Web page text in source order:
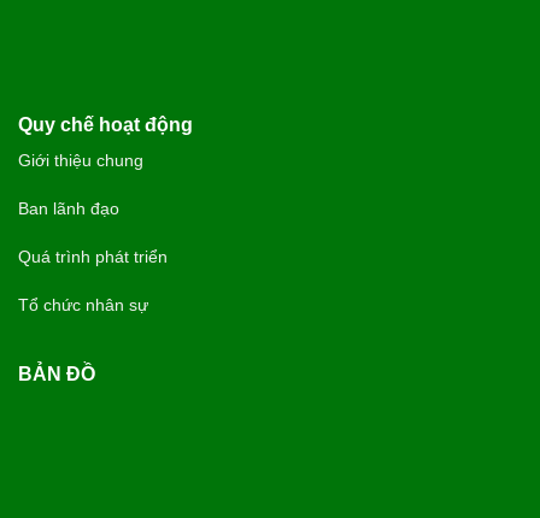
Quy chế hoạt động
Giới thiệu chung
Ban lãnh đạo
Quá trình phát triển
Tổ chức nhân sự
BẢN ĐỒ